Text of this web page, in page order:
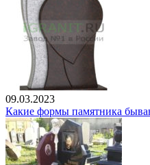
09.03.2023
Какие формы памятника